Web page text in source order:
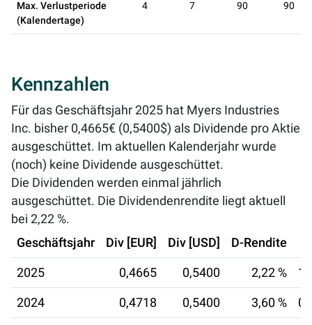
Max. Verlustperiode
(Kalendertage)
4 7 90 90
Kennzahlen
Für das Geschäftsjahr 2025 hat Myers Industries
Inc. bisher 0,4665€ (0,5400$) als Dividende pro Aktie
ausgeschüttet. Im aktuellen Kalenderjahr wurde
(noch) keine Dividende ausgeschüttet.
Die Dividenden werden einmal jährlich
ausgeschüttet. Die Dividendenrendite liegt aktuell
bei 2,22 %.
Geschäftsjahr
Div [EUR] Div [USD] D-Rendite
2025 0,4665 0,5400 2,22 %
2024 0,4718 0,5400 3,60 %